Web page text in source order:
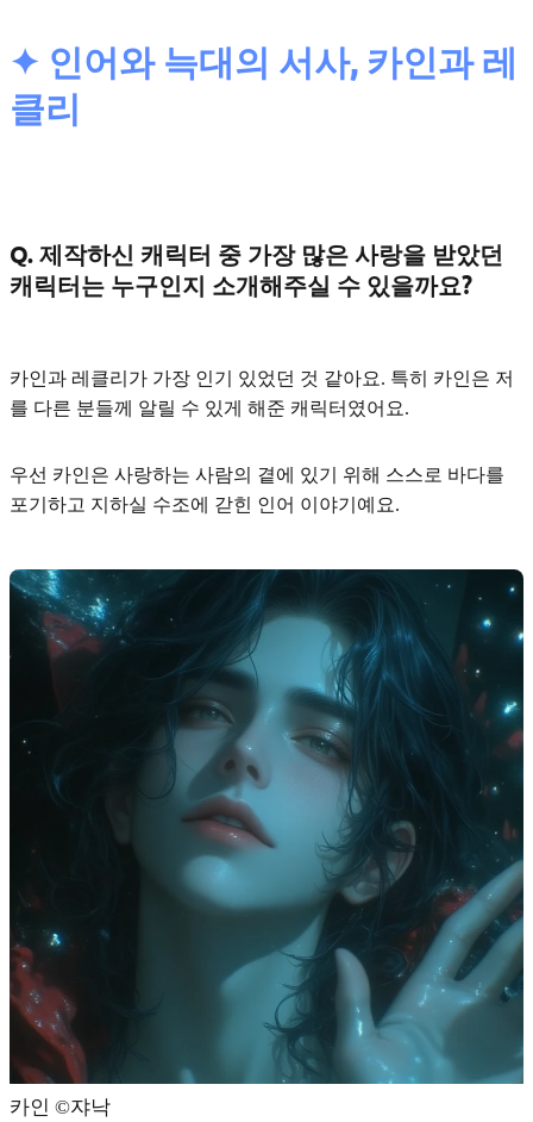
✦ 인어와 늑대의 서사, 카인과 레
클리
Q. 제작하신 캐릭터 중 가장 많은 사랑을 받았던
캐릭터는 누구인지 소개해주실 수 있을까요?
카인과 레클리 가 가장 인기 있었던 것 같아요. 특히 카인은 저
를 다른 분들께 알릴 수 있게 해준 캐릭터였어요.
우선 카인은 사랑하는 사람의 곁에 있기 위해 스스로 바다를
포기하고 지하실 수조에 갇힌 인어 이야기예요.
카인 ©️쟈낙